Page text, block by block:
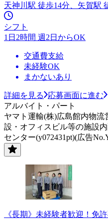
天神川駅 徒歩14分、矢賀駅
シフト
1日2時間 週2日からOK
交通費支給
未経験OK
まかないあり
詳細を見る
応募画面に進む
アルバイト・パート
ヤマト運輸(株)広島館内物流
設・オフィスビル等の施設
センター(y072431pt)(広告
《長期》未経験者歓迎！免